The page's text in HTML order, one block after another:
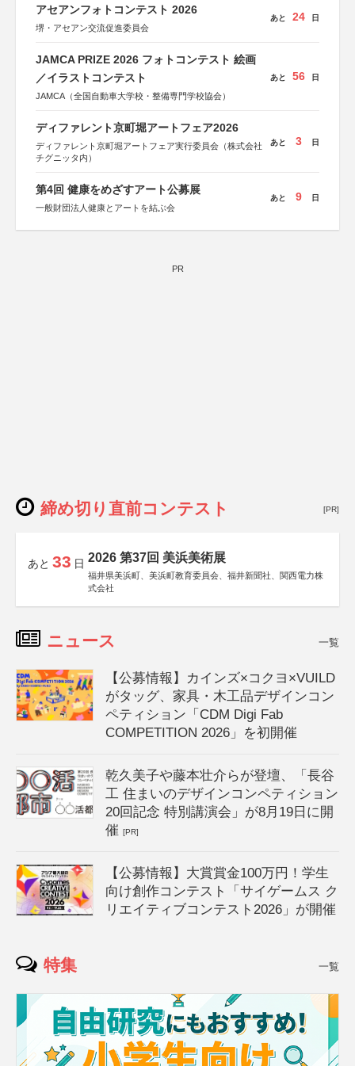
アセアンフォトコンテスト 2026
堺・アセアン交流促進委員会
あと 24 日
JAMCA PRIZE 2026 フォトコンテスト 絵画
／イラストコンテスト
JAMCA（全国自動車大学校・整備専門学校協会）
あと 56 日
ディファレント京町堀アートフェア2026
ディファレント京町堀アートフェア実行委員会（株式会社
チグニッタ内）
あと 3 日
第4回 健康をめざすアート公募展
一般財団法人健康とアートを結ぶ会
あと 9 日
PR
締め切り直前コンテスト [PR]
あと 33 日 2026 第37回 美浜美術展
福井県美浜町、美浜町教育委員会、福井新聞社、関西電力株
式会社
ニュース 一覧
【公募情報】カインズ×コクヨ×VUILD
がタッグ、家具・木工品デザインコン
ペティション「CDM Digi Fab
COMPETITION 2026」を初開催
乾久美子や藤本壮介らが登壇、「長谷
工 住まいのデザインコンペティション
20回記念 特別講演会」が8月19日に開
催[PR]
【公募情報】大賞賞金100万円！学生
向け創作コンテスト「サイゲームス ク
リエイティブコンテスト2026」が開催
特集 一覧